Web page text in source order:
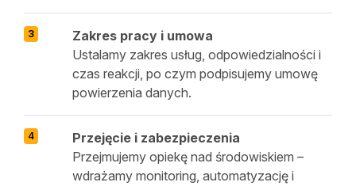
Zakres pracy i umowa
Ustalamy zakres usług, odpowiedzialności i
czas reakcji, po czym podpisujemy umowę
powierzenia danych.
Przejęcie i zabezpieczenia
Przejmujemy opiekę nad środowiskiem –
wdrażamy monitoring, automatyzację i